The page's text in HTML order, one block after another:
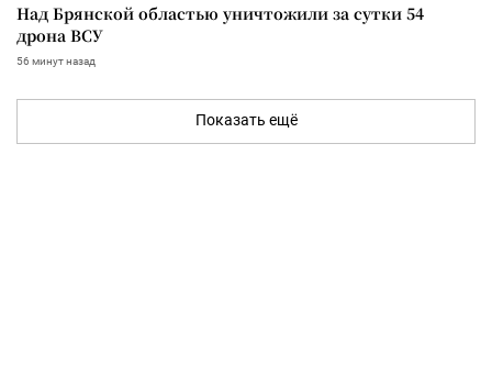
Над Брянской областью уничтожили за сутки 54
дрона ВСУ
56 минут назад
Показать ещё